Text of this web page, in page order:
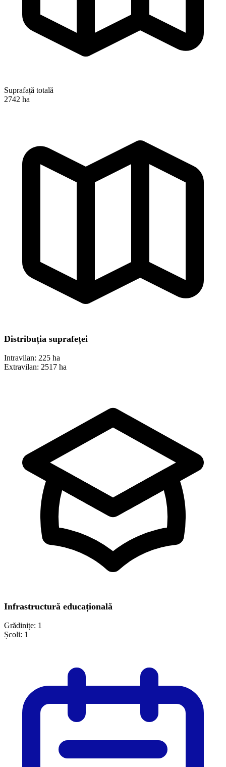
Suprafață totală
2742 ha
Distribuția suprafeței
Intravilan: 225 ha
Extravilan: 2517 ha
Infrastructură educațională
Grădinițe: 1
Școli: 1